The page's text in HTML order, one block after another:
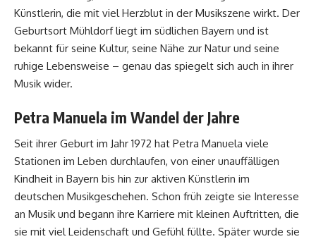
Künstlerin, die mit viel Herzblut in der Musikszene wirkt. Der
Geburtsort Mühldorf liegt im südlichen Bayern und ist
bekannt für seine Kultur, seine Nähe zur Natur und seine
ruhige Lebensweise – genau das spiegelt sich auch in ihrer
Musik wider.
Petra Manuela im Wandel der Jahre
Seit ihrer Geburt im Jahr 1972 hat Petra Manuela viele
Stationen im Leben durchlaufen, von einer unauffälligen
Kindheit in Bayern bis hin zur aktiven Künstlerin im
deutschen Musikgeschehen. Schon früh zeigte sie Interesse
an Musik und begann ihre Karriere mit kleinen Auftritten, die
sie mit viel Leidenschaft und Gefühl füllte. Später wurde sie